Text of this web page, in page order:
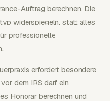
Auftrag berechnen. Die
widerspiegeln, statt alles
professionelle
erfordert besondere
dem IRS darf ein
Honorar berechnen und